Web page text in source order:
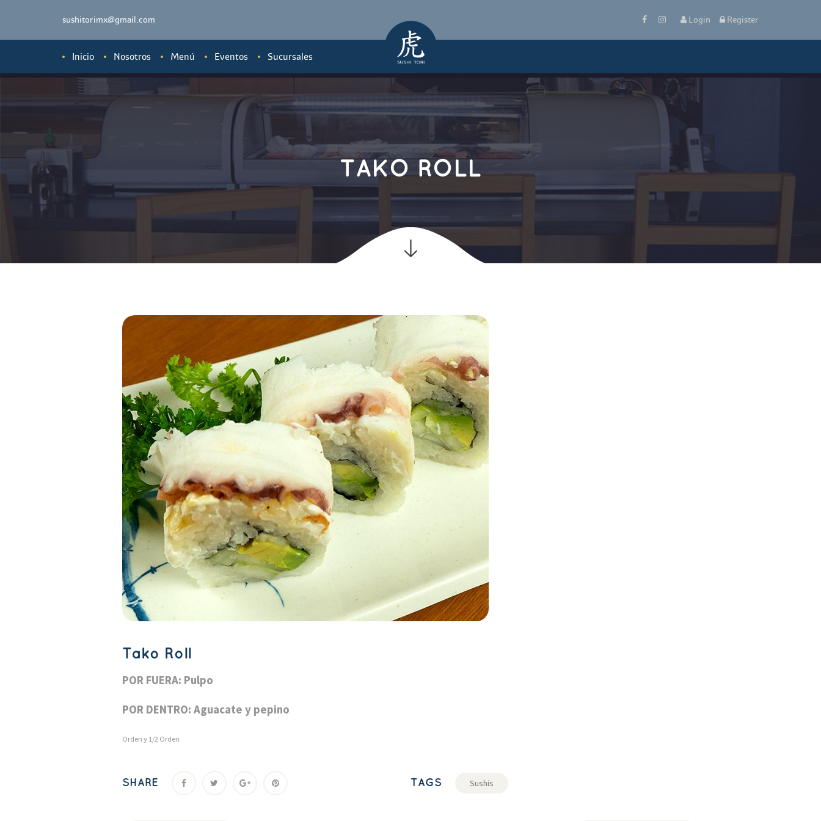
sushitorimx@gmail.com Login Register
Inicio Nosotros Menú
Ensaladas y Sashimis
Sopas, Tempuras y Más
Sushis Especiales
Tepanyakis y Yakimeshis
Conos (Temakis)
Eventos Sucursales
TAKO ROLL
Tako Roll
POR FUERA: Pulpo
POR DENTRO: Aguacate y pepino
Orden y 1/2 Orden
SHARE TAGS Sushis